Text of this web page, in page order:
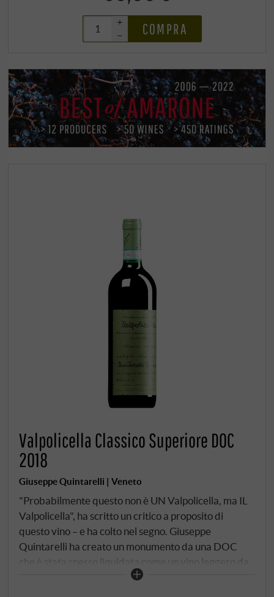
+
–
COMPRA
Valpolicella Classico Superiore DOC
2018
Giuseppe Quintarelli | Veneto
"Probabilmente questo non è UN Valpolicella, ma IL
Valpolicella", ha scritto un critico a proposito di
questo vino – e ha colto nel segno. Giuseppe
Quintarelli ha creato un monumento da una DOC
che è stata spesso liquidata come un vino leggero da
tutti i giorni. Il suo metodo è radicale: metà delle uve